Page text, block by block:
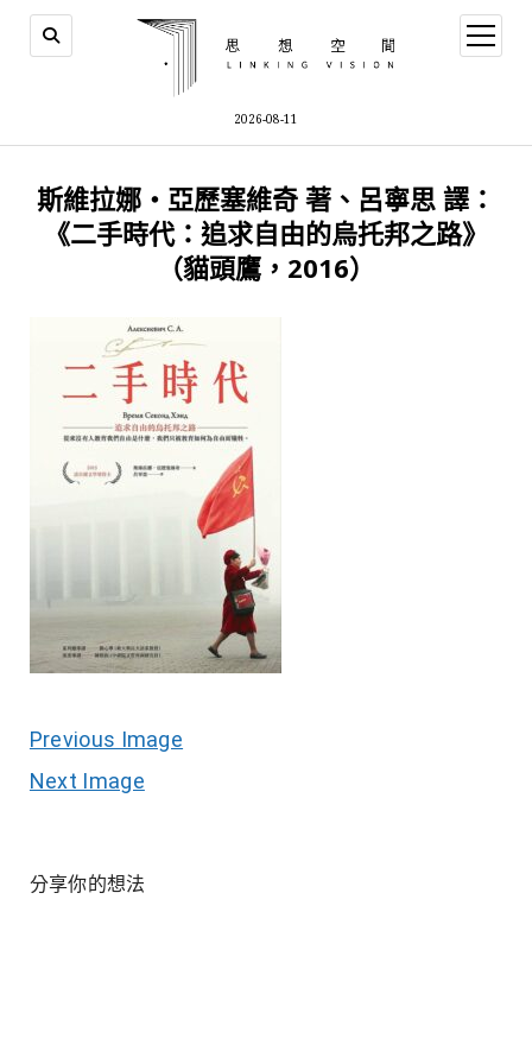
2026-08-11
open
menu
斯維拉娜‧亞歷塞維奇 著、呂寧思 譯：
《二手時代：追求自由的烏托邦之路》
（貓頭鷹，2016）
Previous Image
Next Image
分享你的想法